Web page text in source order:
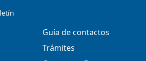
Guía de contactos
Trámites